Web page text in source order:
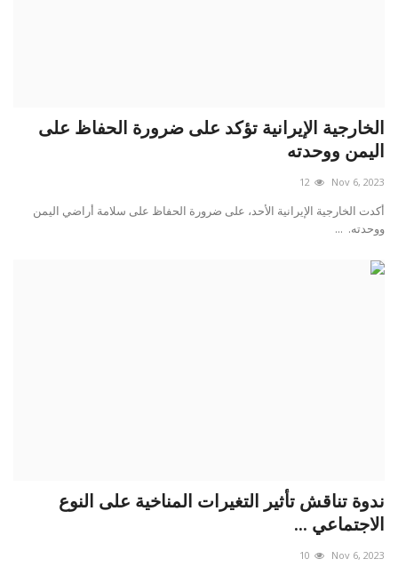
الخارجية الإيرانية تؤكد على ضرورة الحفاظ على
اليمن ووحدته
Nov 6, 2023
12
أكدت الخارجية الإيرانية الأحد، على ضرورة الحفاظ على سلامة أراضي اليمن
ووحدته. ...
ندوة تناقش تأثير التغيرات المناخية على النوع
الاجتماعي ...
Nov 6, 2023
10